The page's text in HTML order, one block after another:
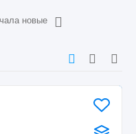
новые